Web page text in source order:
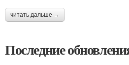
читать дальше →
Последние